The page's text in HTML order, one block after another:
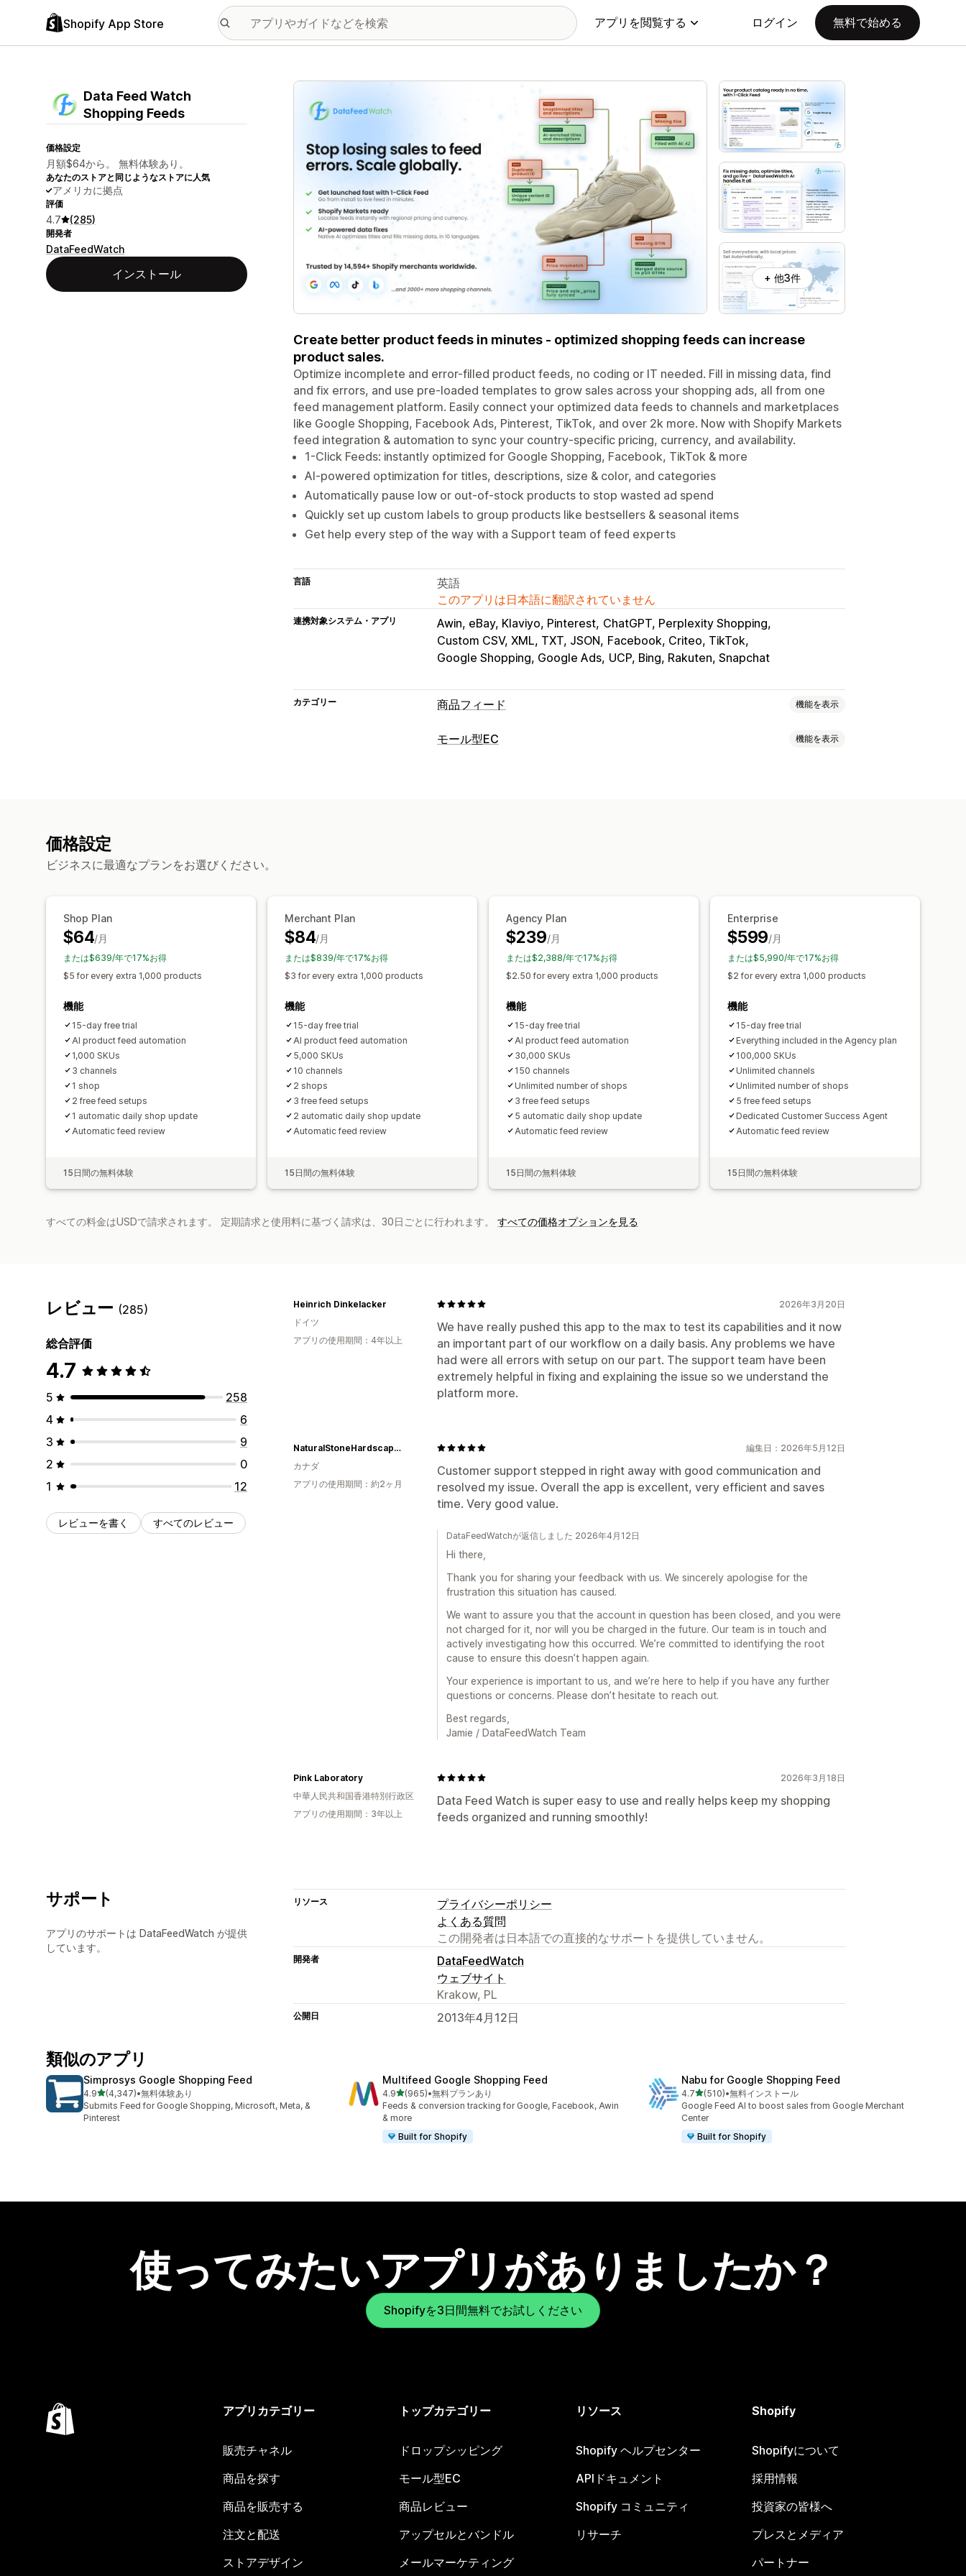
Shopify App Store アプリを閲覧する ログイン 無料で始める
Data Feed Watch
Shopping Feeds
価格設定
月額$64から。 無料体験あり。
あなたのストアと同じようなストアに人気
アメリカに拠点
評価
4.7 (285)
開発者
DataFeedWatch
インストール
特集の画像ギャラリー
+ 他3件
Create better product feeds in minutes - optimized shopping feeds can increase
product sales.
Optimize incomplete and error-filled product feeds, no coding or IT needed. Fill in missing data, find
and fix errors, and use pre-loaded templates to grow sales across your shopping ads, all from one
feed management platform. Easily connect your optimized data feeds to channels and marketplaces
like Google Shopping, Facebook Ads, Pinterest, TikTok, and over 2k more. Now with Shopify Markets
feed integration & automation to sync your country-specific pricing, currency, and availability.
1-Click Feeds: instantly optimized for Google Shopping, Facebook, TikTok & more
AI-powered optimization for titles, descriptions, size & color, and categories
Automatically pause low or out-of-stock products to stop wasted ad spend
Quickly set up custom labels to group products like bestsellers & seasonal items
Get help every step of the way with a Support team of feed experts
言語
英語
このアプリは日本語に翻訳されていません
連携対象システム・アプリ Awin, eBay, Klaviyo, Pinterest ChatGPT, Perplexity Shopping
Custom CSV, XML, TXT, JSON Facebook, Criteo, TikTok
Google Shopping, Google Ads UCP, Bing, Rakuten, Snapchat
カテゴリー 商品フィード 機能を表示
フィードのカスタマイズ
モール型EC 機能を表示
価格設定
ビジネスに最適なプランをお選びください。
Shop Plan
$64/月
または$639/年で17%お得
$5 for every extra 1,000 products
機能
15-day free trial
AI product feed automation
1,000 SKUs
3 channels
1 shop
2 free feed setups
1 automatic daily shop update
Automatic feed review
15日間の無料体験
Merchant Plan
$84/月
または$839/年で17%お得
$3 for every extra 1,000 products
機能
15-day free trial
AI product feed automation
5,000 SKUs
10 channels
2 shops
3 free feed setups
2 automatic daily shop update
Automatic feed review
15日間の無料体験
Agency Plan
$239/月
または$2,388/年で17%お得
$2.50 for every extra 1,000 products
機能
15-day free trial
AI product feed automation
30,000 SKUs
150 channels
Unlimited number of shops
3 free feed setups
5 automatic daily shop update
Automatic feed review
15日間の無料体験
Enterprise
$599/月
または$5,990/年で17%お得
$2 for every extra 1,000 products
機能
15-day free trial
Everything included in the Agency plan
100,000 SKUs
Unlimited channels
Unlimited number of shops
5 free feed setups
Dedicated Customer Success Agent
Automatic feed review
15日間の無料体験
すべての料金はUSDで請求されます。 定期請求と使用料に基づく請求は、30日ごとに行われます。 すべての価格オプションを見る
レビュー (285)
総合評価
4.7
5
258
4
6
3
9
2
0
1
12
レビューを書く すべてのレビュー
2026年3月20日
We have really pushed this app to the max to test its capabilities and it now
an important part of our workflow on a daily basis. Any problems we have
had were all errors with setup on our part. The support team have been
extremely helpful in fixing and explaining the issue so we understand the
platform more.
Heinrich Dinkelacker
ドイツ
アプリの使用期間：4年以上
編集日：2026年5月12日
Customer support stepped in right away with good communication and
resolved my issue. Overall the app is excellent, very efficient and saves
time. Very good value.
NaturalStoneHardscaping
カナダ
アプリの使用期間：約2ヶ月
DataFeedWatchが返信しました 2026年4月12日
Hi there,
Thank you for sharing your feedback with us. We sincerely apologise for the
frustration this situation has caused.
We want to assure you that the account in question has been closed, and you were
not charged for it, nor will you be charged in the future. Our team is in touch and
actively investigating how this occurred. We’re committed to identifying the root
cause to ensure this doesn’t happen again.
Your experience is important to us, and we’re here to help if you have any further
questions or concerns. Please don’t hesitate to reach out.
Best regards,
Jamie / DataFeedWatch Team
2026年3月18日
Data Feed Watch is super easy to use and really helps keep my shopping
feeds organized and running smoothly!
Pink Laboratory
中華人民共和国香港特別行政区
アプリの使用期間：3年以上
サポート
アプリのサポートは DataFeedWatch が提供
しています。
リソース
プライバシーポリシー
よくある質問
この開発者は日本語での直接的なサポートを提供していません。
開発者
DataFeedWatch
ウェブサイト
Krakow, PL
公開日 2013年4月12日
類似のアプリ
Simprosys Google Shopping Feed
4.95つ星中
(4,347)
合計レビュー数：4347件
•無料体験あり
Submits Feed for Google Shopping, Microsoft, Meta, &
Pinterest
Multifeed Google Shopping Feed
4.95つ星中
(965)
合計レビュー数：965件
•無料プランあり
Feeds & conversion tracking for Google, Facebook, Awin
& more
Built for Shopify
Nabu for Google Shopping Feed
4.75つ星中
(510)
合計レビュー数：510件
•無料インストール
Google Feed AI to boost sales from Google Merchant
Center
Built for Shopify
使ってみたいアプリがありましたか？
Shopifyを3日間無料でお試しください
アプリカテゴリー
販売チャネル
商品を探す
商品を販売する
注文と配送
ストアデザイン
トップカテゴリー
ドロップシッピング
モール型EC
商品レビュー
アップセルとバンドル
メールマーケティング
リソース
Shopify ヘルプセンター
APIドキュメント
Shopify コミュニティ
リサーチ
Shopify
Shopifyについて
採用情報
投資家の皆様へ
プレスとメディア
パートナー